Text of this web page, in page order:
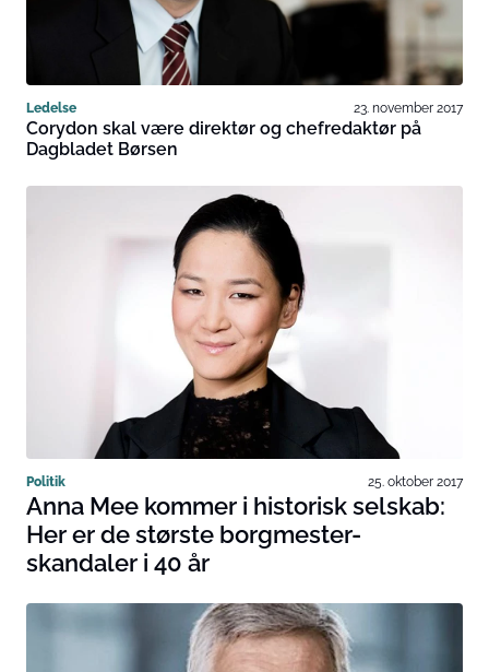
Ledelse 23. november 2017
Corydon skal være direktør og chefredaktør på
Dagbladet Børsen
Politik 25. oktober 2017
Anna Mee kommer i historisk selskab:
Her er de største borgmester-
skandaler i 40 år